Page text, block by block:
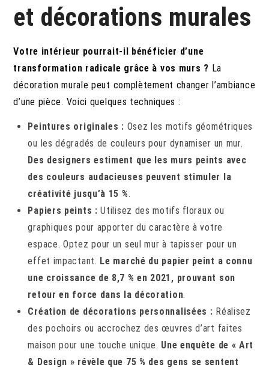
et décorations murales
Votre intérieur pourrait-il bénéficier d’une
transformation radicale grâce à vos murs ? La
décoration murale peut complètement changer l’ambiance
d’une pièce. Voici quelques techniques :
Peintures originales : Osez les motifs géométriques
ou les dégradés de couleurs pour dynamiser un mur.
Des designers estiment que les murs peints avec
des couleurs audacieuses peuvent stimuler la
créativité jusqu’à 15 %.
Papiers peints : Utilisez des motifs floraux ou
graphiques pour apporter du caractère à votre
espace. Optez pour un seul mur à tapisser pour un
effet impactant. Le marché du papier peint a connu
une croissance de 8,7 % en 2021, prouvant son
retour en force dans la décoration.
Création de décorations personnalisées : Réalisez
des pochoirs ou accrochez des œuvres d’art faites
maison pour une touche unique. Une enquête de « Art
& Design » révèle que 75 % des gens se sentent